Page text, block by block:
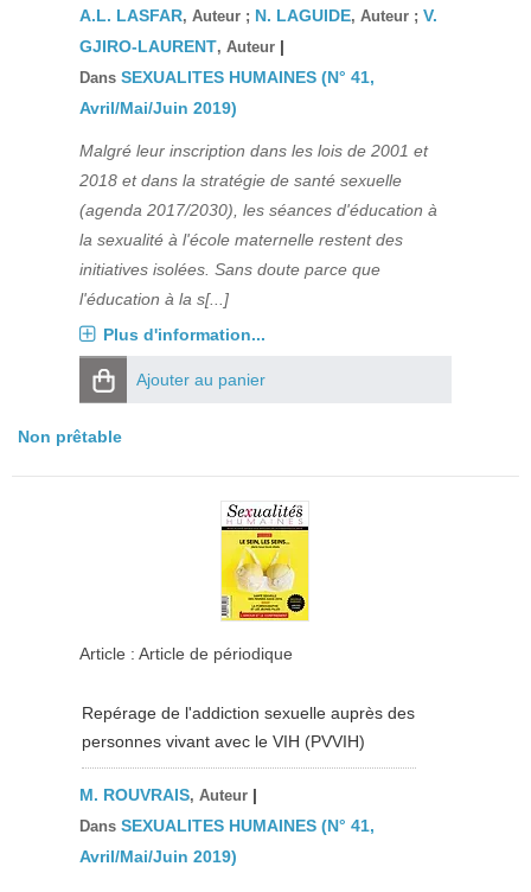
A.L. LASFAR, Auteur ; N. LAGUIDE, Auteur ;V.
GJIRO-LAURENT, Auteur |
DansSEXUALITES HUMAINES (N° 41,
Avril/Mai/Juin 2019)
Malgré leur inscription dans les lois de 2001 et
2018 et dans la stratégie de santé sexuelle
(agenda 2017/2030), les séances d'éducation à
la sexualité à l'école maternelle restent des
initiatives isolées. Sans doute parce que
l'éducation à la s[...]
Plus d'information...
Ajouter au panier
Non prêtable
Article : Article de périodique
Repérage de l'addiction sexuelle auprès des
personnes vivant avec le VIH (PVVIH)
M. ROUVRAIS, Auteur |
DansSEXUALITES HUMAINES (N° 41,
Avril/Mai/Juin 2019)